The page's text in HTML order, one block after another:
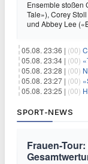
Ensemble stoßen
Tale»), Corey
und Abbey Lee
05.08. 23:36 | (00)
05.08. 23:34 | (00)
05.08. 23:28 | (00)
05.08. 23:27 | (00)
05.08. 23:25 | (00)
SPORT-NEWS
Frauen-